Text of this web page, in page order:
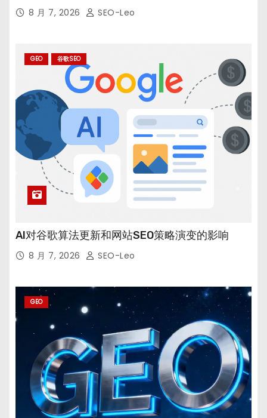
8 月 7, 2026 SEO-Leo
GEO 谷歌SEO
AI对谷歌算法更新和网站SEO策略演变的影响
8 月 7, 2026 SEO-Leo
GEO